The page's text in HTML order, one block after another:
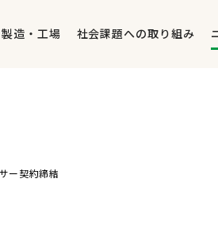
製造・工場 社会課題への取り組み
ー契約締結